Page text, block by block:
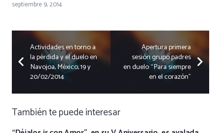
septiembre 9, 2014
Actividades en torno a
la pérdida y el duelo en
Navojoa, México, 19 y
20/02/2014
Apertura primera
sesión grupo padres
en duelo “Para siempre
en el corazón”
También te puede interesar